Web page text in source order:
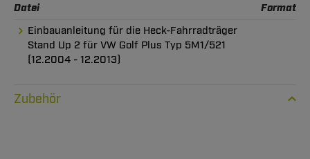
Datei Format
Einbauanleitung für die Heck-Fahrradträger
Stand Up 2 für VW Golf Plus Typ 5M1/521
(12.2004 - 12.2013)
Zubehör